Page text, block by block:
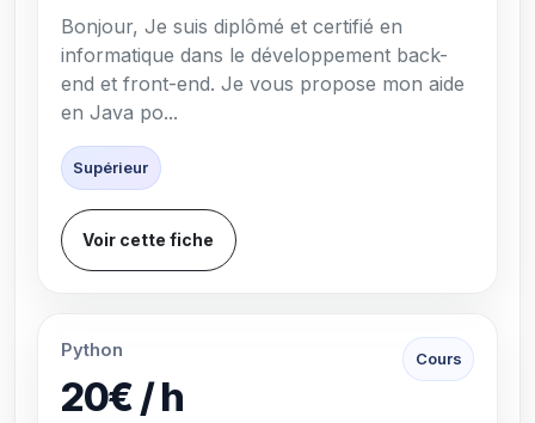
Bonjour, Je suis diplômé et certifié en
informatique dans le développement back-
end et front-end. Je vous propose mon aide
en Java po...
Supérieur
Voir cette fiche
Python
20€ / h
Cours